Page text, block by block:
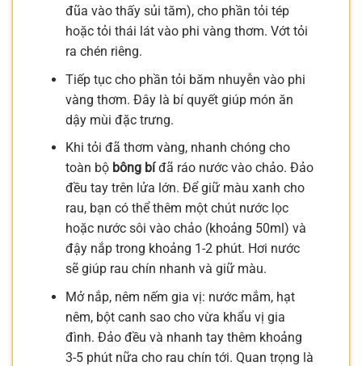
đũa vào thấy sủi tăm), cho phần tỏi tép
hoặc tỏi thái lát vào phi vàng thơm. Vớt tỏi
ra chén riêng.
Tiếp tục cho phần tỏi băm nhuyễn vào phi
vàng thơm. Đây là bí quyết giúp món ăn
dậy mùi đặc trưng.
Khi tỏi đã thơm vàng, nhanh chóng cho
toàn bộ bông bíđã ráo nước vào chảo. Đảo
đều tay trên lửa lớn. Để giữ màu xanh cho
rau, bạn có thể thêm một chút nước lọc
hoặc nước sôi vào chảo (khoảng 50ml) và
đậy nắp trong khoảng 1-2 phút. Hơi nước
sẽ giúp rau chín nhanh và giữ màu.
Mở nắp, nêm nếm gia vị: nước mắm, hạt
nêm, bột canh sao cho vừa khẩu vị gia
đình. Đảo đều và nhanh tay thêm khoảng
3-5 phút nữa cho rau chín tới. Quan trọng là